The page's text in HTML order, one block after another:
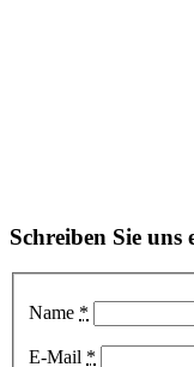
Schreiben Sie uns
Name *
E-Mail *